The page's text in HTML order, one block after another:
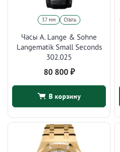
37 мм Сталь
Часы A. Lange & Sohne
Langematik Small Seconds
302.025
80 800 ₽
В корзину